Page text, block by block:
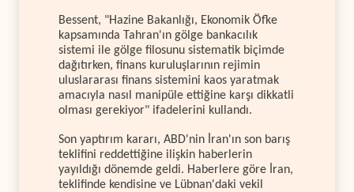
Bessent, "Hazine Bakanlığı, Ekonomik Öfke
kapsamında Tahran'ın gölge bankacılık
sistemi ile gölge filosunu sistematik biçimde
dağıtırken, finans kuruluşlarının rejimin
uluslararası finans sistemini kaos yaratmak
amacıyla nasıl manipüle ettiğine karşı dikkatli
olması gerekiyor" ifadelerini kullandı.
Son yaptırım kararı, ABD'nin İran'ın son barış
teklifini reddettiğine ilişkin haberlerin
yayıldığı dönemde geldi. Haberlere göre İran,
teklifinde kendisine ve Lübnan'daki vekil